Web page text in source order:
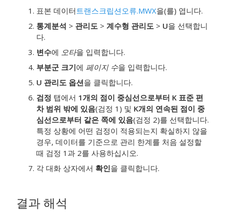
표본 데이터트랜스크립션오류.MWX을(를) 엽니다.
통계분석 > 관리도 > 계수형 관리도 > U을 선택합니
다.
변수에 오타을 입력합니다.
부분군 크기에 페이지 수을 입력합니다.
U 관리도 옵션을 클릭합니다.
검정 탭에서 1개의 점이 중심선으로부터 K 표준 편
차 범위 밖에 있음(검정 1) 및 K개의 연속된 점이 중
심선으로부터 같은 쪽에 있음(검정 2)를 선택합니다.
특정 상황에 어떤 검정이 적용되는지 확실하지 않을
경우, 데이터를 기준으로 관리 한계를 처음 설정할
때 검정 1과 2를 사용하십시오.
각 대화 상자에서 확인을 클릭합니다.
결과 해석